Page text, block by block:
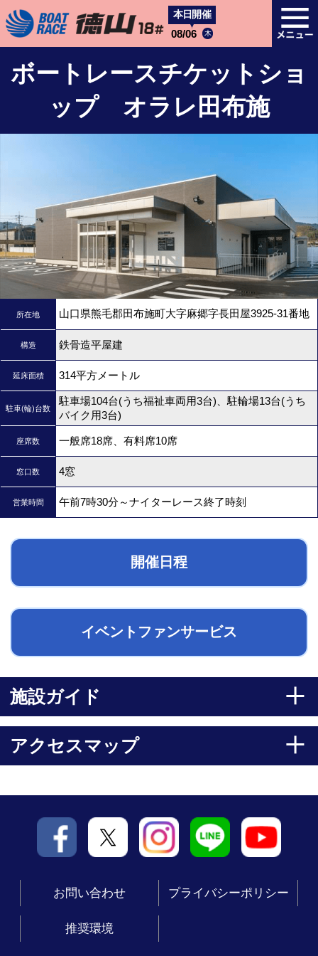
本日開催
08/06 木
ボートレースチケットショ
ップ オラレ田布施
所在地 山口県熊毛郡田布施町大字麻郷字長田屋3925-31番地
構造 鉄骨造平屋建
延床面積 314平方メートル
駐車(輪)台数
駐車場104台(うち福祉車両用3台)、駐輪場13台(うち
バイク用3台)
座席数 一般席18席、有料席10席
窓口数 4窓
営業時間 午前7時30分～ナイターレース終了時刻
開催日程
イベントファンサービス
施設ガイド
アクセスマップ
お問い合わせ プライバシーポリシー
推奨環境